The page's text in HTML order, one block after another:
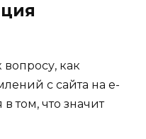
как
с сайта на е-
том, что значит